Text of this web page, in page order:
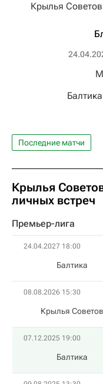
Крылья Советов
Балтика
Последние матчи
Крылья
личных встреч
Премьер-лига
24.04.2027 18:00
Балтика
08.08.2026 15:30
Крылья Советов
07.12.2025 19:00
Балтика